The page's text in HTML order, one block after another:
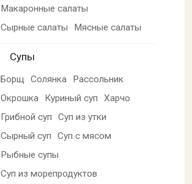
Макаронные салаты
Сырные салаты
Мясные салаты
Супы
Борщ Солянка
Рассольник
Окрошка
Куриный суп
Харчо
Грибной суп
Суп из утки
Сырный суп
Суп с мясом
Рыбные супы
Суп из морепродуктов